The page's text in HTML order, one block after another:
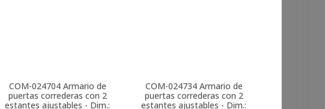
COM-024704 Armario de
puertas correderas con 2
estantes ajustables - Dim.:
COM-024734 Armario de
puertas correderas con 2
estantes ajustables - Dim.: